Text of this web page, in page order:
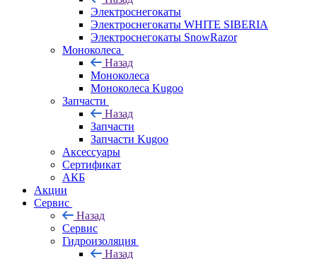
Электроснегокаты
Электроснегокаты WHITE SIBERIA
Электроснегокаты SnowRazor
Моноколеса
Назад
Моноколеса
Моноколеса Kugoo
Запчасти
Назад
Запчасти
Запчасти Kugoo
Аксессуары
Сертификат
АКБ
Акции
Сервис
Назад
Сервис
Гидроизоляция
Назад